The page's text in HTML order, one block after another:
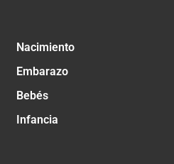
Nacimiento
Embarazo
Bebés
Infancia